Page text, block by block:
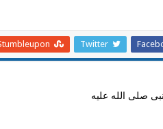
Twitter
صلى الله عليه